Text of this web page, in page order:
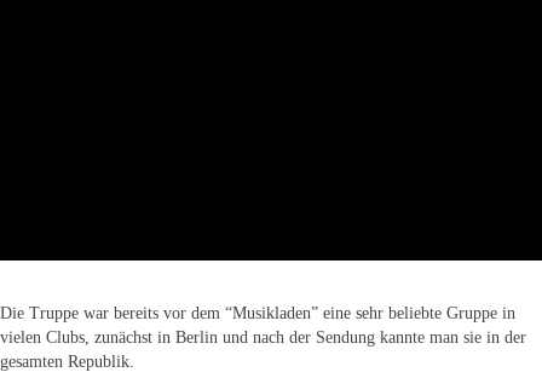
Die Truppe war bereits vor dem “Musikladen” eine sehr beliebte Gruppe in
vielen Clubs, zunächst in Berlin und nach der Sendung kannte man sie in der
gesamten Republik.